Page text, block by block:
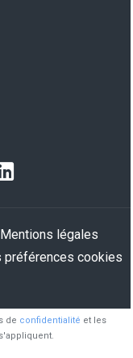
Mentions légales
préférences cookies
de confidentialité et les